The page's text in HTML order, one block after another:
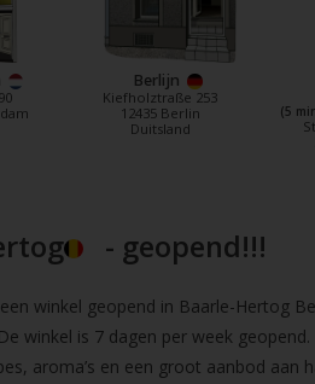
Berlijn
Kiefholztraße 253
12435 Berlin
Duitsland
(5
- geopend!!!
winkel geopend in Baarle-Hertog
De winkel is 7 dagen per week
aroma’s en een groot aanbod aan